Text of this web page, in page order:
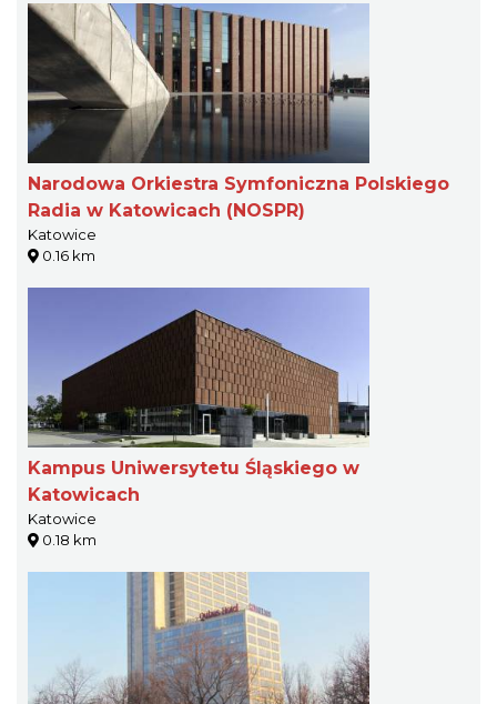
Narodowa Orkiestra Symfoniczna Polskiego
Radia w Katowicach (NOSPR)
Katowice
0.16 km
Kampus Uniwersytetu Śląskiego w
Katowicach
Katowice
0.18 km